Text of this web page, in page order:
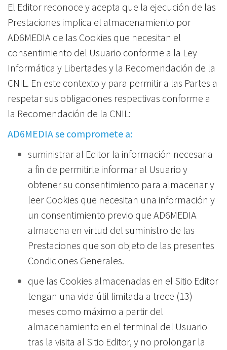
El Editor reconoce y acepta que la ejecución de las
Prestaciones implica el almacenamiento por
AD6MEDIA de las Cookies que necesitan el
consentimiento del Usuario conforme a la Ley
Informática y Libertades y la Recomendación de la
CNIL. En este contexto y para permitir a las Partes a
respetar sus obligaciones respectivas conforme a
la Recomendación de la CNIL:
AD6MEDIA se compromete a:
suministrar al Editor la información necesaria
a fin de permitirle informar al Usuario y
obtener su consentimiento para almacenar y
leer Cookies que necesitan una información y
un consentimiento previo que AD6MEDIA
almacena en virtud del suministro de las
Prestaciones que son objeto de las presentes
Condiciones Generales.
que las Cookies almacenadas en el Sitio Editor
tengan una vida útil limitada a trece (13)
meses como máximo a partir del
almacenamiento en el terminal del Usuario
tras la visita al Sitio Editor, y no prolongar la